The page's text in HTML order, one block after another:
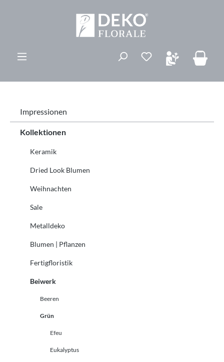
Du hast 0
Impressionen
Kollektionen
Keramik
Dried Look Blumen
Weihnachten
Sale
Metalldeko
Blumen | Pflanzen
Fertigfloristik
Beiwerk
Beeren
Grün
Efeu
Eukalyptus